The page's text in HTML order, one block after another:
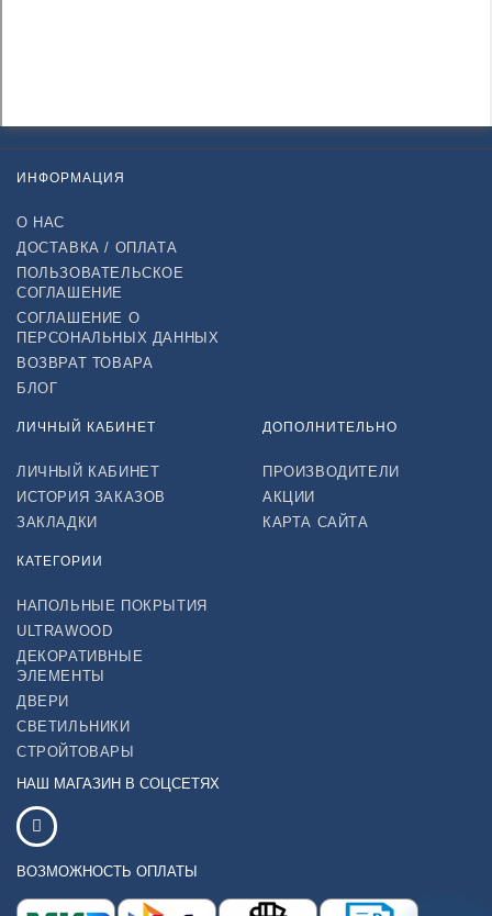
ИНФОРМАЦИЯ
О НАС
ДОСТАВКА / ОПЛАТА
ПОЛЬЗОВАТЕЛЬСКОЕ
СОГЛАШЕНИЕ
СОГЛАШЕНИЕ О
ПЕРСОНАЛЬНЫХ ДАННЫХ
ВОЗВРАТ ТОВАРА
БЛОГ
ЛИЧНЫЙ КАБИНЕТ
ЛИЧНЫЙ КАБИНЕТ
ИСТОРИЯ ЗАКАЗОВ
ЗАКЛАДКИ
ДОПОЛНИТЕЛЬНО
ПРОИЗВОДИТЕЛИ
АКЦИИ
КАРТА САЙТА
КАТЕГОРИИ
НАПОЛЬНЫЕ ПОКРЫТИЯ
ULTRAWOOD
ДЕКОРАТИВНЫЕ
ЭЛЕМЕНТЫ
ДВЕРИ
СВЕТИЛЬНИКИ
СТРОЙТОВАРЫ
НАШ МАГАЗИН В СОЦСЕТЯХ
ВОЗМОЖНОСТЬ ОПЛАТЫ